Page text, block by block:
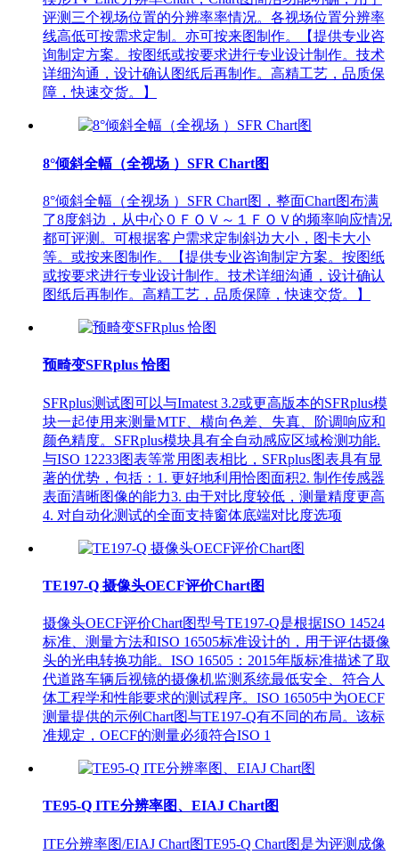
评测三个视场位置的分辨率率情况。各视场位置分辨率
线高低可按需求定制。亦可按来图制作。【提供专业咨
询制定方案。按图纸或按要求进行专业设计制作。技术
详细沟通，设计确认图纸后再制作。高精工艺，品质保
障，快速交货。】
8°倾斜全幅（全视场 ）SFR Chart图
8°倾斜全幅（全视场 ）SFR Chart图，整面Chart图布满
了8度斜边，从中心０ＦＯＶ～１ＦＯＶ的频率响应情况
都可评测。可根据客户需求定制斜边大小，图卡大小
等。或按来图制作。【提供专业咨询制定方案。按图纸
或按要求进行专业设计制作。技术详细沟通，设计确认
图纸后再制作。高精工艺，品质保障，快速交货。】
预畸变SFRplus 恰图
SFRplus测试图可以与Imatest 3.2或更高版本的SFRplus模
块一起使用来测量MTF、横向色差、失真、阶调响应和
颜色精度。SFRplus模块具有全自动感应区域检测功能.
与ISO 12233图表等常用图表相比，SFRplus图表具有显
著的优势，包括：1. 更好地利用恰图面积2. 制作传感器
表面清晰图像的能力3. 由于对比度较低，测量精度更高
4. 对自动化测试的全面支持窗体底端对比度选项
TE197-Q 摄像头OECF评价Chart图
摄像头OECF评价Chart图型号TE197-Q是根据ISO 14524
标准、测量方法和ISO 16505标准设计的，用于评估摄像
头的光电转换功能。ISO 16505：2015年版标准描述了取
代道路车辆后视镜的摄像机监测系统最低安全、符合人
体工程学和性能要求的测试程序。ISO 16505中为OECF
测量提供的示例Chart图与TE197-Q有不同的布局。该标
准规定，OECF的测量必须符合ISO 1
TE95-Q ITE分辨率图、EIAJ Chart图
ITE分辨率图/EIAJ Chart图TE95-Q Chart图是为评测成像